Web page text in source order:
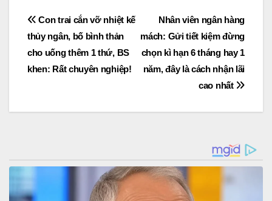
Post
navigation
Nhân viên ngân hàng
mách: Gửi tiết kiệm đừng
chọn kì hạn 6 tháng hay 1
năm, đây là cách nhận lãi
cao nhất
Con trai cắn vỡ nhiệt kế
thủy ngân, bố bình thản
cho uống thêm 1 thứ, BS
khen: Rất chuyên nghiệp!